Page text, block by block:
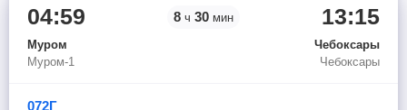
04:59
Муром
Муром-1
8 ч 30 мин 13:15
Чебоксары
Чебоксары
072Г